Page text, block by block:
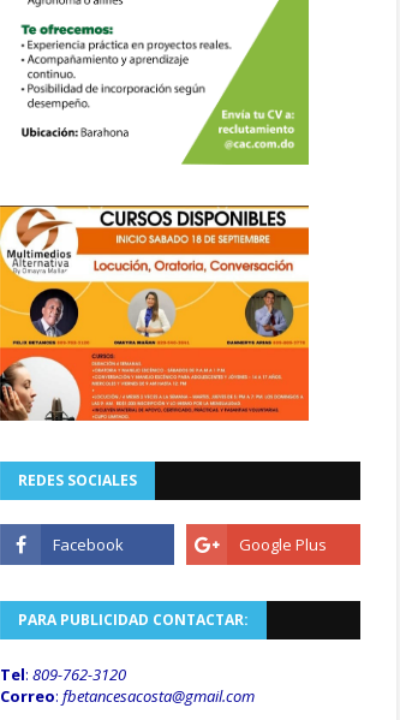
REDES SOCIALES
PARA PUBLICIDAD CONTACTAR:
Tel: 809-762-3120
Correo: fbetancesacosta@gmail.com